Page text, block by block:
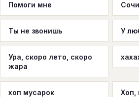
Z #
Помоги мне
Ты не звонишь У
Ура, скоро лето, скоро
жара
хоп мусарок Хоп,